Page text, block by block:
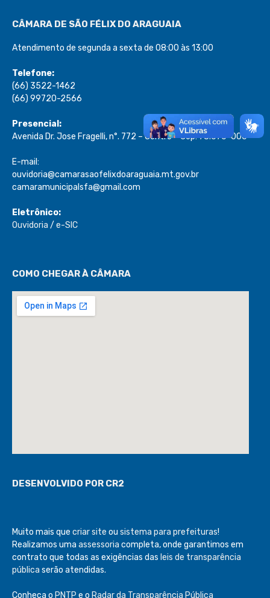
CÂMARA DE SÃO FÉLIX DO ARAGUAIA
Atendimento de segunda a sexta de 08:00 às 13:00
Telefone:
(66) 3522-1462
(66) 99720-2566
Presencial:
Avenida Dr. Jose Fragelli, n°. 772 – Centro – Cep: 78.670-000
E-mail:
ouvidoria@camarasaofelixdoaraguaia.mt.gov.br
camaramunicipalsfa@gmail.com
Eletrônico:
Ouvidoria / e-SIC
COMO CHEGAR À CÂMARA
DESENVOLVIDO POR CR2
Muito mais que criar site ou sistema para prefeituras!
Realizamos uma assessoria completa, onde garantimos em
contrato que todas as exigências das leis de transparência
pública serão atendidas.
Conheça o PNTP e o Radar da Transparência Pública